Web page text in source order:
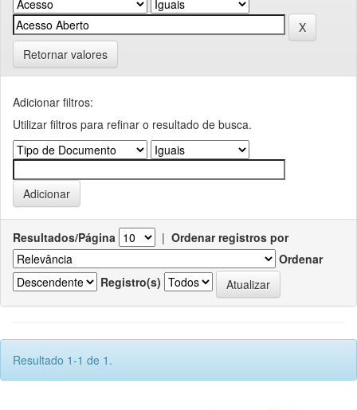
Retornar valores
Adicionar filtros:
Utilizar filtros para refinar o resultado de busca.
Resultados/Página | Ordenar registros por
Ordenar
Registro(s)
Resultado 1-1 de 1.